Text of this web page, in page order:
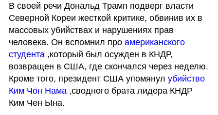
В своей речи Дональд Трамп подверг власти
Северной Кореи жесткой критике, обвинив их в
массовых убийствах и нарушениях прав
человека. Он вспомнил про американского
студента ,который был осужден в КНДР,
возвращен в США, где скончался через неделю.
Кроме того, президент США упомянул убийство
Ким Чон Нама ,сводного брата лидера КНДР
Ким Чен Ына.